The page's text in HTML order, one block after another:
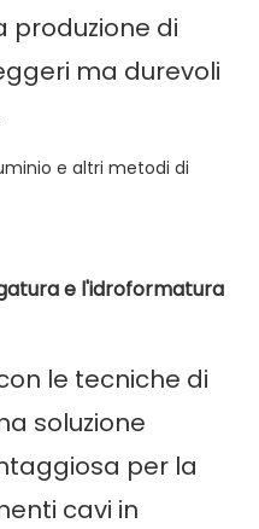
produzione di
ma durevoli
e l'idroformatura
le tecniche di
soluzione
per la
cavi in